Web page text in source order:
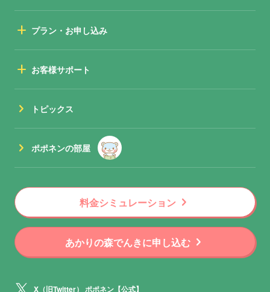
add プラン・お申し込み
add お客様サポート
chevron_right トピックス
chevron_right ポポネンの部屋
料金シミュレーション chevron_right
あかりの森でんきに申し込む chevron_right
X（旧Twitter） ポポネン【公式】